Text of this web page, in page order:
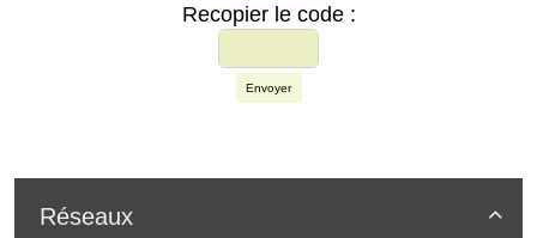
Recopier le code :
Envoyer

Réseaux